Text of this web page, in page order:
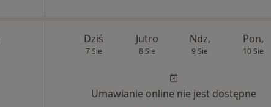
Dziś
7 Sie
Jutro
8 Sie
Ndz,
9 Sie
Pon,
10 Sie
Umawianie online nie jest dostępne